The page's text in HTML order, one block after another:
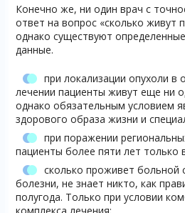
Конечно же, ни один врач с
ответ на вопрос «сколько живут
однако существуют
данные.
при локализации опухоли в
лечении пациенты живут еще ни
однако обязательным условием
здорового образа жизни и
при поражении
пациенты более пяти лет только
сколько проживет больной
болезни, не знает никто, как
полугода. Только при условии